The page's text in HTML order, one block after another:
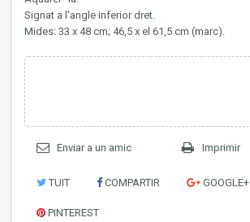
Signat a l'angle inferior dret.
Mides: 33 x 48 cm; 46,5 x el 61,5 cm (marc).
Enviar a un amic Imprimir
TUIT COMPARTIR GOOGLE+
PINTEREST